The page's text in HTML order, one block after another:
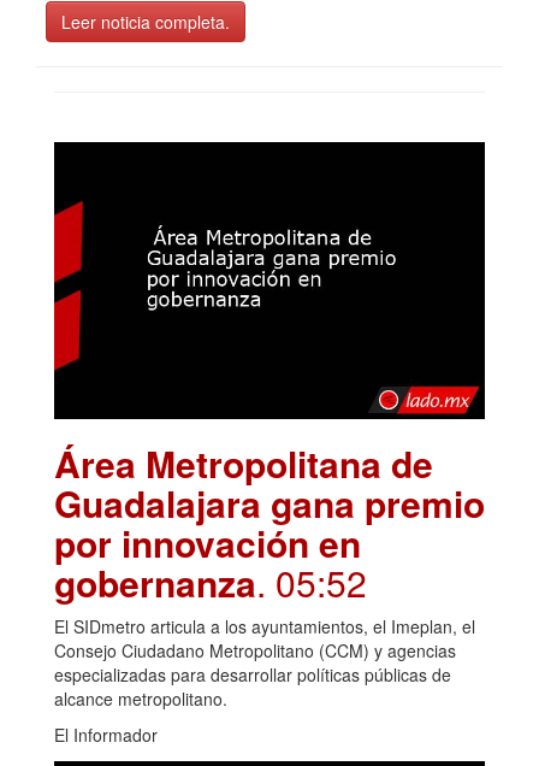
Leer noticia completa.
Área Metropolitana de
Guadalajara gana premio
por innovación en
gobernanza. 05:52
El SIDmetro articula a los ayuntamientos, el Imeplan, el
Consejo Ciudadano Metropolitano (CCM) y agencias
especializadas para desarrollar políticas públicas de
alcance metropolitano.
El Informador